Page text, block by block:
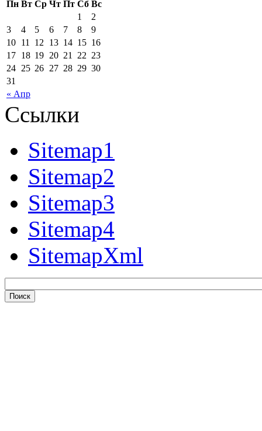
Пн Вт Ср Чт Пт Сб Вс
« Апр
1
2
3
4 5 6 7 8
9
10 11 12 13 14 15 16
17 18 19 20 21 22 23
24 25 26 27 28 29 30
31
Ссылки
Sitemap1
Sitemap2
Sitemap3
Sitemap4
SitemapXml